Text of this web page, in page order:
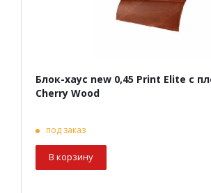
Блок-хаус new 0,45 Print Elite с
Cherry Wood
под заказ
В корзину